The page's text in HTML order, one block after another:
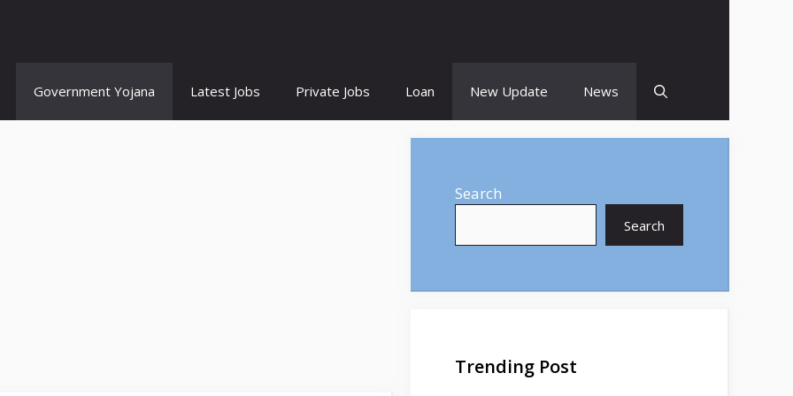
Government Yojana Latest Jobs Private Jobs Loan New Update News
Search
Search
Trending Post